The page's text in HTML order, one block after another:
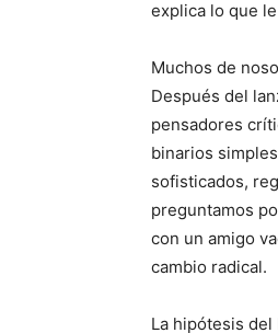
explica lo que
Muchos de
Después del
pensadores
binarios
sofisticados,
preguntamos
con un amigo
cambio radical.
La hipótesis del